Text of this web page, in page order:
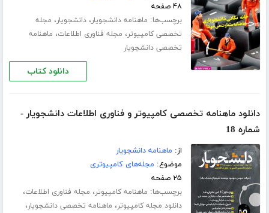
۴۸ صفحه
برچسب‌ها: ماهنامه دانشجویار،دانشجویار، مجله
تخصصی کامپیوتر، مجله فناوری اطلاعات، ماهنامه
تخصصی دانشجویار
دانلود کتاب
دانلود ماهنامه تخصصی کامپیوتر و فناوری اطلاعات دانشجویار -
شماره 18
از: ماهنامه دانشجویار
موضوع: مجله‌های کامپیوتری
۲۵ صفحه
برچسب‌ها: ماهنامه کامپیوتر، مجله فناوری اطلاعات،
دانلود مجله کامپیوتر، ماهنامه تخصصی دانشجویار،